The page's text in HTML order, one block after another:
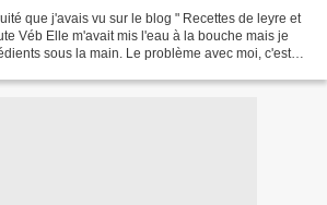
que j'avais vu sur le blog " Recettes de leyre et
Véb Elle m'avait mis l'eau à la bouche mais je
sous la main. Le problème avec moi, c'est